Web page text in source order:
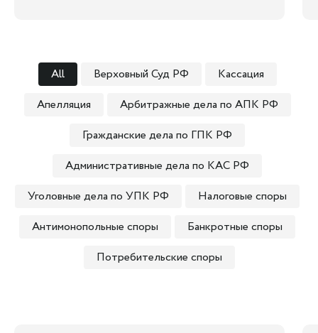
All Верховный Суд РФ
Кассация
Апелляция
Арбитражные дела по АПК РФ
Гражданские дела по ГПК РФ
Административные дела по КАС РФ
Уголовные дела по УПК РФ
Налоговые споры
Антимонопольные споры
Банкротные споры
Потребительские споры